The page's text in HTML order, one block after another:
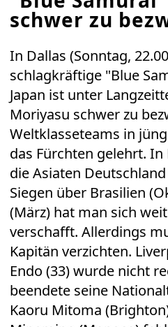
schwer zu
In Dallas (Sonntag,
schlagkräftige "Blue
Japan ist unter
Moriyasu schwer zu
Weltklasseteams in
das Fürchten gelehrt. In
die Asiaten
Siegen über Brasilien
(März) hat man sich
verschafft. Allerdings
Kapitän verzichten.
Endo (33) wurde nicht
beendete seine
Kaoru Mitoma